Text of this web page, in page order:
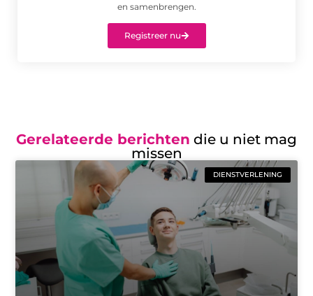
en samenbrengen.
Registreer nu
Gerelateerde berichten die u niet mag
missen
DIENSTVERLENING